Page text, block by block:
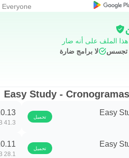
Everyone
الملف على أنه ضار
تجسس
لا برامج ضارة
تحميل Cronogramas ENEM 2.0.13
41.3 MB
تحميل ENEM 2.0.11
28.1 MB